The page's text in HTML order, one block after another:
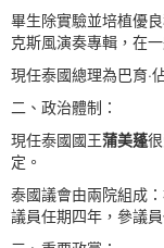
畢生除實驗並培植優
克斯風演奏專輯，在
現任泰國總理為巴育·
二、政治體制：
現任泰國國王蒲美蓬
定。
泰國議會由兩院組成
議員任期四年，參議